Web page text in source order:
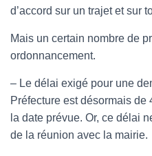
d’accord sur un trajet et sur
Mais un certain nombre de
ordonnancement.
– Le délai exigé pour une
Préfecture est désormais de
la date prévue. Or, ce délai
de la réunion avec la mairie.